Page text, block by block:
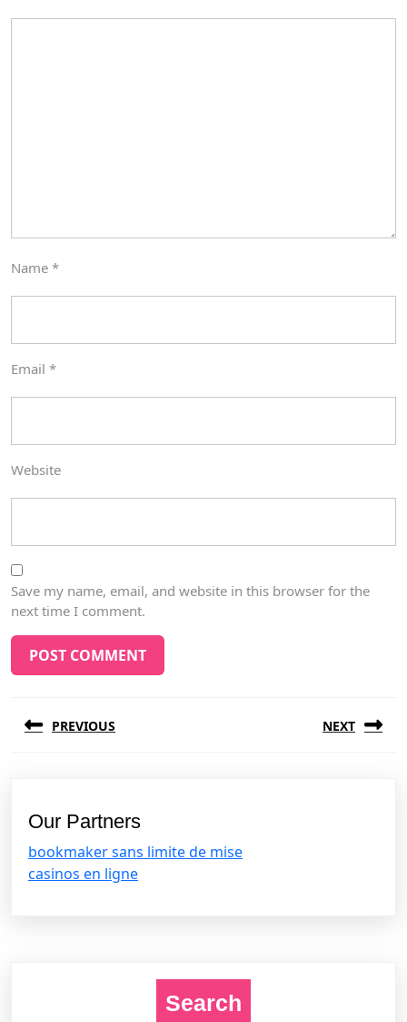
Name *
Email *
Website
Save my name, email, and website in this browser for the
next time I comment.
navigation
PREVIOUS NEXT
Our Partners
bookmaker sans limite de mise
casinos en ligne
Search